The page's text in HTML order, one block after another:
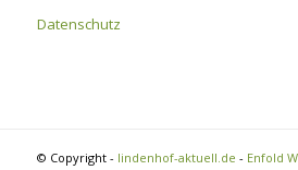
Datenschutz
© Copyright - lindenhof-aktuell.de - Enfold